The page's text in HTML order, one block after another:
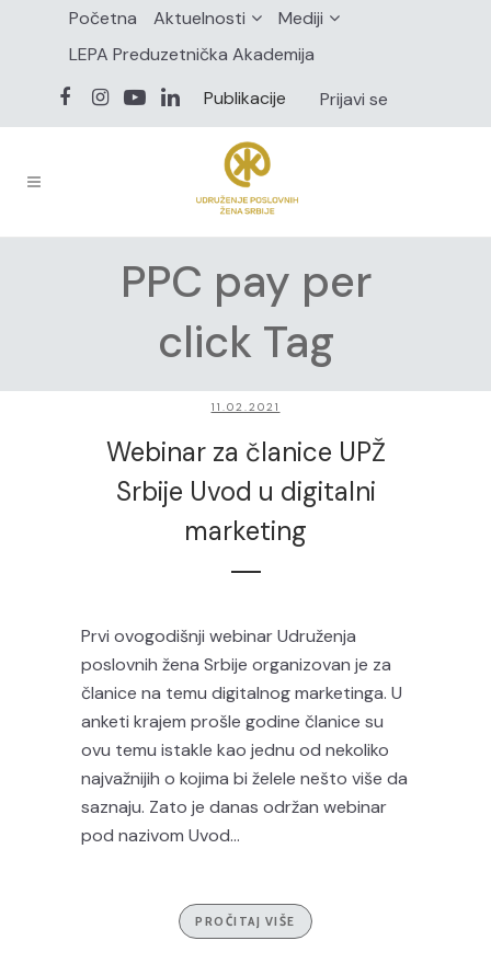
Početna Aktuelnosti
Mediji
LEPA Preduzetnička Akademija
Publikacije
Prijavi se
PPC pay per
click Tag
11.02.2021
Webinar za članice UPŽ
Srbije Uvod u digitalni
marketing
Prvi ovogodišnji webinar Udruženja
poslovnih žena Srbije organizovan je za
članice na temu digitalnog marketinga. U
anketi krajem prošle godine članice su
ovu temu istakle kao jednu od nekoliko
najvažnijih o kojima bi želele nešto više da
saznaju. Zato je danas održan webinar
pod nazivom Uvod...
PROČITAJ VIŠE